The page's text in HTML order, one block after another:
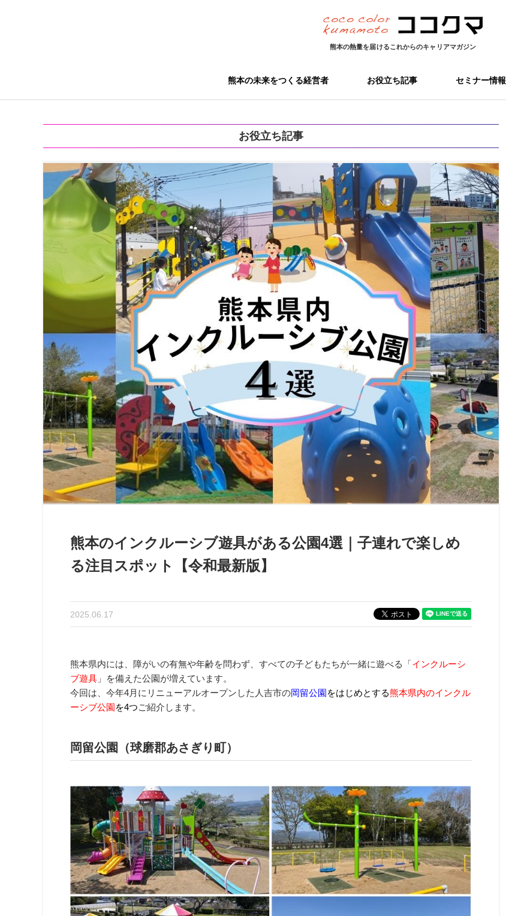
熊本の熱量を届けるこれからのキャリアマガジン
熊本の未来をつくる経営者 お役立ち記事 セミナー情報
お役立ち記事
熊本のインクルーシブ遊具がある公園4選｜子連れで楽しめ
る注目スポット【令和最新版】
2025.06.17
熊本県内には、障がいの有無や年齢を問わず、すべての子どもたちが一緒に遊べる「インクルーシ
ブ遊具 」を備えた公園が増えています。
今回は、今年4月にリニューアルオープンした人吉市の岡留公園をはじめとする熊本県内のインクル
ーシブ公園を4つご紹介します。
岡留公園（球磨郡あさぎり町）